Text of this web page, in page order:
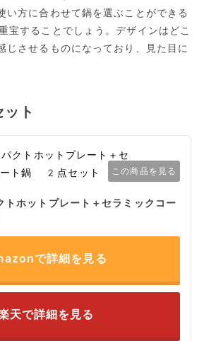
い方に合わせて鍋を選ぶことができる
することでしょう。デザインはどこ
じさせるものになっており、見た目に
ト
この商品を見る
ホットプレート＋セラミックコー
で詳細を見る
天で詳細を見る